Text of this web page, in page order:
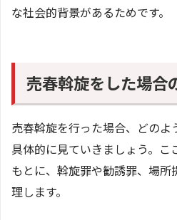
な社会的背景があるためです。
売春斡旋をした場合
売春斡旋を行った場合、どのよ
具体的に見ていきましょう。こ
もとに、斡旋罪や勧誘罪、場
理します。